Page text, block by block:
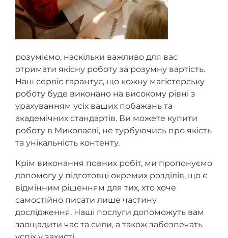
розуміємо, наскільки важливо для вас
отримати якісну роботу за розумну вартість.
Наш сервіс гарантує, що кожну магістерську
роботу буде виконано на високому рівні з
урахуванням усіх ваших побажань та
академічних стандартів. Ви можете купити
роботу в Миколаєві, не турбуючись про якість
та унікальність контенту.
Крім виконання повних робіт, ми пропонуємо
допомогу у підготовці окремих розділів, що є
відмінним рішенням для тих, хто хоче
самостійно писати лише частину
дослідження. Наші послуги допоможуть вам
заощадити час та сили, а також забезпечать